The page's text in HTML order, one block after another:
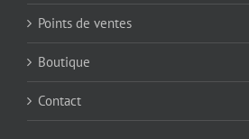
Points de ventes
Boutique
Contact